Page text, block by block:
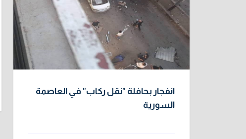
انفجار بحافلة "نقل ركاب" في العاصمة
السورية